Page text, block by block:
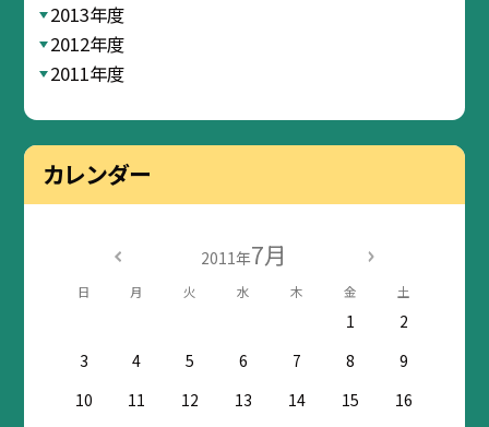
2013年度
2012年度
2011年度
カレンダー
2011年7月
日 月 火 水 木 金 土
1
2
3
4 5 6 7 8
9
10
11 12 13 14 15
16